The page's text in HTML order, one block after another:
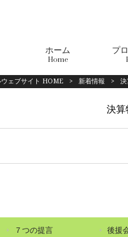
ホーム
Home
プ
ェブサイト HOME > 新着情報 > 決
決算
７つの提言 後援